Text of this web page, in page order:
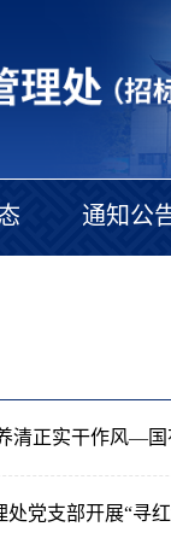
通知公
清正实干作风—
党支部开展“寻